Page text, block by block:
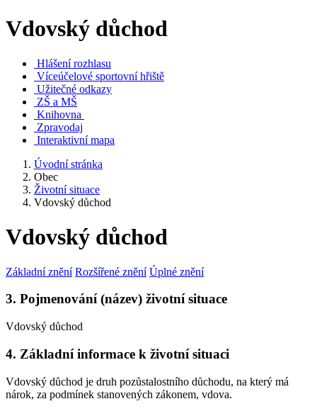
Vdovský důchod
Hlášení rozhlasu
Víceúčelové sportovní hřiště
Užitečné odkazy
ZŠ a MŠ
Knihovna
Zpravodaj
Interaktivní mapa
Úvodní stránka
Obec
Životní situace
Vdovský důchod
Vdovský důchod
Základní znění Rozšířené znění Úplné znění
3. Pojmenování (název) životní situace
Vdovský důchod
4. Základní informace k životní situaci
Vdovský důchod je druh pozůstalostního důchodu, na který má
nárok, za podmínek stanovených zákonem, vdova.